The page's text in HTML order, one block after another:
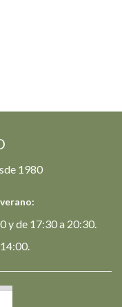
1980
y de 17:30 a 20:30.